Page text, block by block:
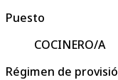
Puesto
COCINERO/A
Régimen de